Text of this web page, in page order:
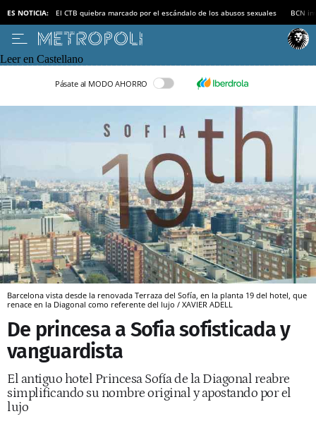
ES NOTICIA: El CTB quiebra marcado por el escándalo de los abusos sexuales BCN
Leer en Castellano
Pásate al MODO AHORRO
Barcelona vista desde la renovada Terraza del Sofía, en la planta 19 del hotel, que
renace en la Diagonal como referente del lujo / XAVIER ADELL
De princesa a Sofia sofisticada y
vanguardista
El antiguo hotel Princesa Sofía de la Diagonal reabre
simplificando su nombre original y apostando por el
lujo